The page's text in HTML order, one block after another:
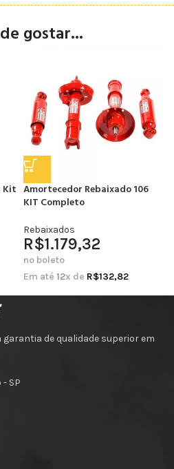
gostar...
Kit Amortecedor Rebaixado 106
KIT Completo
Rebaixados
R$1.179,32
no boleto
Em até 12x de R$132,82
de qualidade superior em
SP